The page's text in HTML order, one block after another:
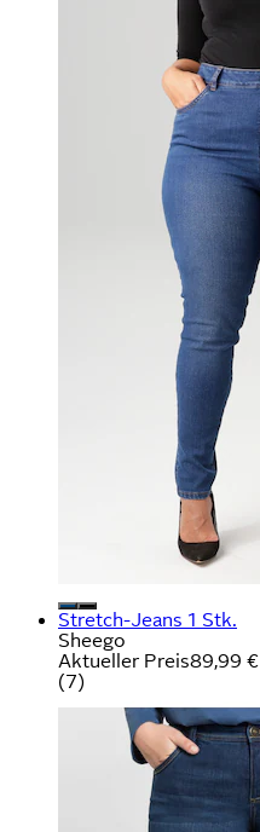
Stretch-Jeans 1 Stk.
Sheego
Aktueller Preis89,99 €
(7)